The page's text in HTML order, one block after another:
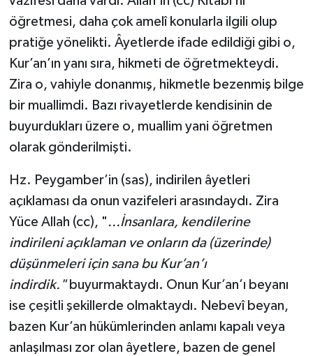
öğretmesi, daha çok amelî konularla ilgili olup
pratiğe yönelikti. Âyetlerde ifade edildiği gibi o,
Kur’an’ın yanı sıra, hikmeti de öğretmekteydi.
Zira o, vahiyle donanmış, hikmetle bezenmiş bilge
bir muallimdi. Bazı rivayetlerde kendisinin de
buyurdukları üzere o, muallim yani öğretmen
olarak gönderilmişti.
Hz. Peygamber’in (sas), indirilen âyetleri
açıklaması da onun vazifeleri arasındaydı. Zira
Yüce Allah (cc), " ...İnsanlara, kendilerine
indirileni açıklaman ve onların da (üzerinde)
düşünmeleri için sana bu Kur’an’ı
indirdik."buyurmaktaydı. Onun Kur’an’ı beyanı
ise çeşitli şekillerde olmaktaydı. Nebevî beyan,
bazen Kur’an hükümlerinden anlamı kapalı veya
anlaşılması zor olan âyetlere, bazen de genel